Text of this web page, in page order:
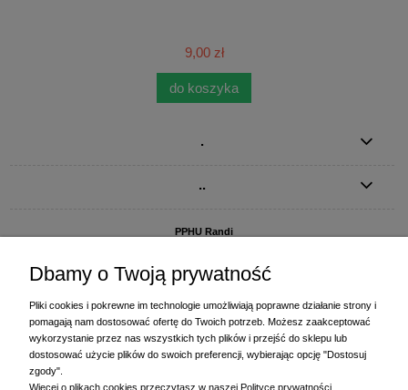
9,00 zł
do koszyka
.
..
PPHU Randi
ul. Starogardzka 77 (wjazd od ul. Plażowej)
+48 58 770 31 80 - centrala
Dbamy o Twoją prywatność
Pliki cookies i pokrewne im technologie umożliwiają poprawne działanie strony i
pomagają nam dostosować ofertę do Twoich potrzeb. Możesz zaakceptować
wykorzystanie przez nas wszystkich tych plików i przejść do sklepu lub
dostosować użycie plików do swoich preferencji, wybierając opcję "Dostosuj
zgody".
Więcej o plikach cookies przeczytasz w naszej Polityce prywatności.